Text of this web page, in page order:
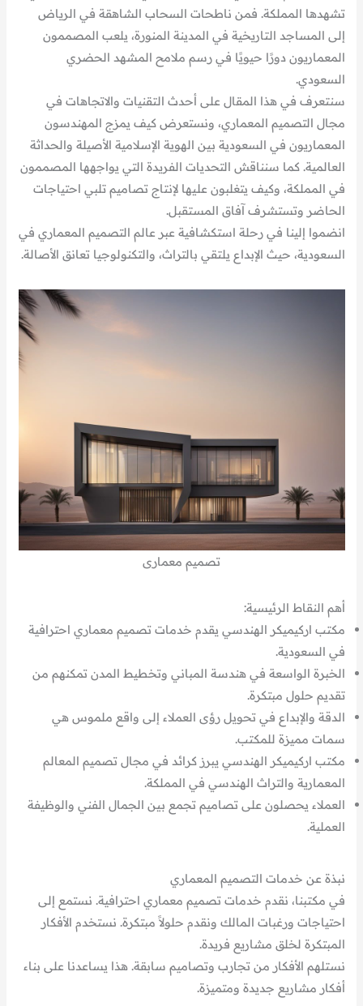
تشهدها المملكة. فمن ناطحات السحاب الشاهقة في الرياض
إلى المساجد التاريخية في المدينة المنورة، يلعب المصممون
المعماريون دورًا حيويًا في رسم ملامح المشهد الحضري
السعودي.
سنتعرف في هذا المقال على أحدث التقنيات والاتجاهات في
مجال التصميم المعماري، ونستعرض كيف يمزج المهندسون
المعماريون في السعودية بين الهوية الإسلامية الأصيلة والحداثة
العالمية. كما سنناقش التحديات الفريدة التي يواجهها المصممون
في المملكة، وكيف يتغلبون عليها لإنتاج تصاميم تلبي احتياجات
الحاضر وتستشرف آفاق المستقبل.
انضموا إلينا في رحلة استكشافية عبر عالم التصميم المعماري في
السعودية، حيث الإبداع يلتقي بالتراث، والتكنولوجيا تعانق الأصالة.
تصميم معمارى
أهم النقاط الرئيسية:
مكتب اركيميكر الهندسي يقدم خدمات تصميم معماري احترافية
في السعودية.
الخبرة الواسعة في هندسة المباني وتخطيط المدن تمكنهم من
تقديم حلول مبتكرة.
الدقة والإبداع في تحويل رؤى العملاء إلى واقع ملموس هي
سمات مميزة للمكتب.
مكتب اركيميكر الهندسي يبرز كرائد في مجال تصميم المعالم
المعمارية والتراث الهندسي في المملكة.
العملاء يحصلون على تصاميم تجمع بين الجمال الفني والوظيفة
العملية.
نبذة عن خدمات التصميم المعماري
في مكتبنا، نقدم خدمات تصميم معماري احترافية. نستمع إلى
احتياجات ورغبات المالك ونقدم حلولاً مبتكرة. نستخدم الأفكار
المبتكرة لخلق مشاريع فريدة.
نستلهم الأفكار من تجارب وتصاميم سابقة. هذا يساعدنا على بناء
أفكار مشاريع جديدة ومتميزة.